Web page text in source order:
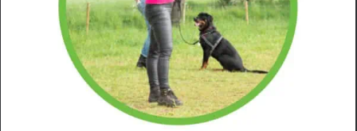
CONTACT/AANMELDEN